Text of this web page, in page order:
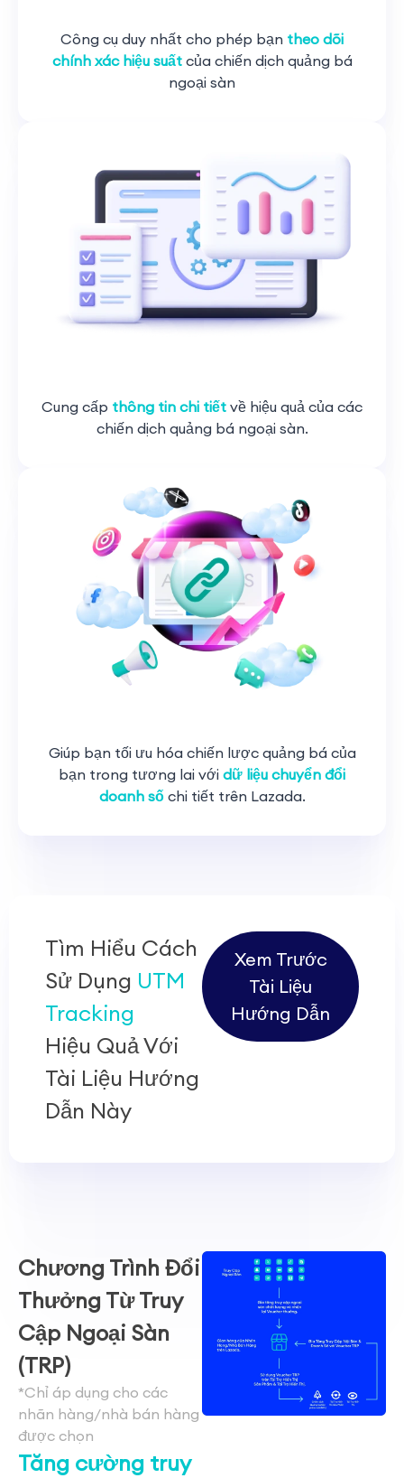
Công cụ duy nhất cho phép bạn theo dõi
chính xác hiệu suấtcủa chiến dịch quảng bá
ngoại sàn
Cung cấp thông tin chi tiết về hiệu quả của các
chiến dịch quảng bá ngoại sàn.
Giúp bạn tối ưu hóa chiến lược quảng bá của
bạn trong tương lai với dữ liệu chuyển đổi
doanh sốchi tiết trên Lazada.
Tìm Hiểu Cách
Sử Dụng UTM
Tracking
Hiệu Quả Với
Tài Liệu Hướng
Dẫn Này
Xem Trước
Tài Liệu
Hướng Dẫn
Chương Trình Đổi
Thưởng Từ Truy
Cập Ngoại Sàn
(TRP)
*Chỉ áp dụng cho các
nhãn hàng/nhà bán hàng
được chọn
Tăng cường truy